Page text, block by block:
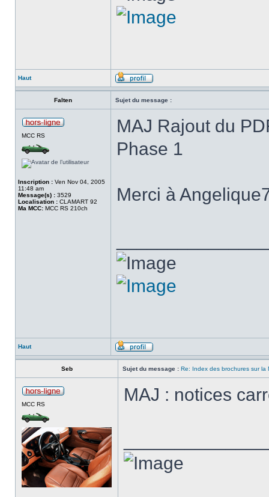
Haut
Falten Sujet du message :
MCC RS
Inscription : Ven Nov 04, 2005
11:48 am
Message(s) : 3529
Localisation : CLAMART 92
Ma MCC: MCC RS 210ch
MAJ Rajout du
Phase 1
Merci à
Haut
Seb Sujet du message : Re: Index des brochures sur la
MCC RS MAJ : notices